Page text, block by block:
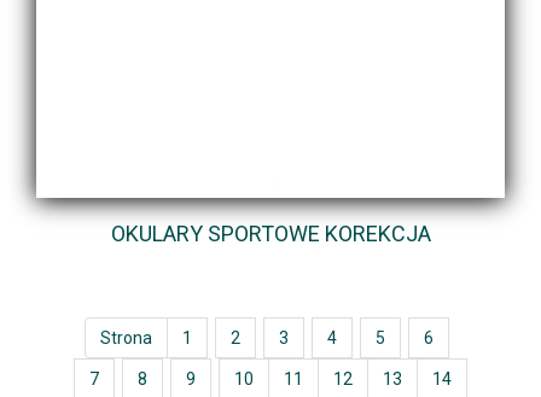
OKULARY SPORTOWE KOREKCJA
Strona 1 2 3 4 5 6
7 8 9 10 11 12 13 14